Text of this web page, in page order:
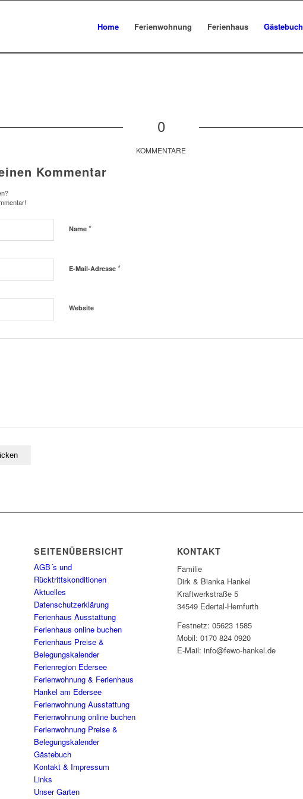
Home Ferienwohnung Ferienhaus Gästebuch
0
KOMMENTARE
Kommentar
Name *
E-Mail-Adresse *
Website
SEITENÜBERSICHT
AGB´s und
Rücktrittskonditionen
Aktuelles
Datenschutzerklärung
Ferienhaus Ausstattung
Ferienhaus online buchen
Ferienhaus Preise &
Belegungskalender
Ferienregion Edersee
Ferienwohnung & Ferienhaus
Hankel am Edersee
Ferienwohnung Ausstattung
Ferienwohnung online buchen
Ferienwohnung Preise &
Belegungskalender
Gästebuch
Kontakt & Impressum
Links
Unser Garten
KONTAKT
Familie
Dirk & Bianka Hankel
Kraftwerkstraße 5
34549 Edertal-Hemfurth
Festnetz: 05623 1585
Mobil: 0170 824 0920
E-Mail: info@fewo-hankel.de